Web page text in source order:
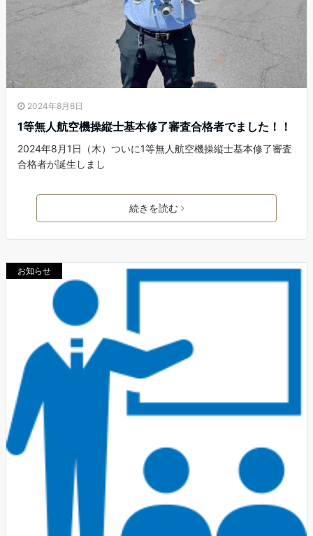
2024年8月8日
1等無人航空機操縦士基本修了審査合格者でました！！
2024年8月1日（木）ついに1等無人航空機操縦士基本修了審査
合格者が誕生しまし
続きを読む
お知らせ